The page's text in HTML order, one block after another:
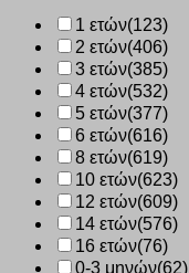
1 ετών(123)
2 ετών(406)
3 ετών(385)
4 ετών(532)
5 ετών(377)
6 ετών(616)
8 ετών(619)
10 ετών(623)
12 ετών(609)
14 ετών(576)
16 ετών(76)
0-3 μηνών(62)